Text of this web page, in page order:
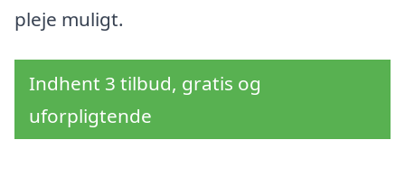
pleje muligt.
Indhent 3 tilbud, gratis og
uforpligtende